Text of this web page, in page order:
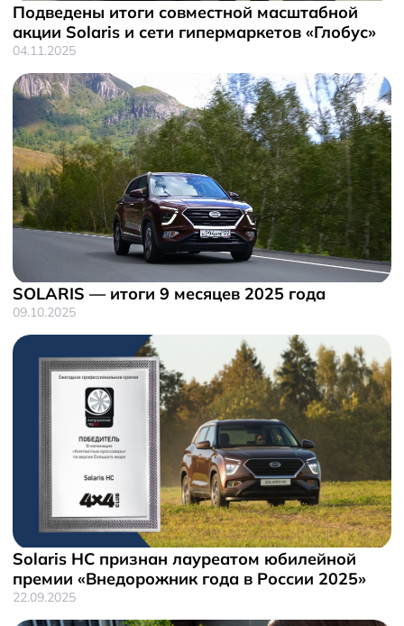
Подведены итоги совместной масштабной
акции Solaris и сети гипермаркетов «Глобус»
04.11.2025
SOLARIS — итоги 9 месяцев 2025 года
09.10.2025
Solaris HC признан лауреатом юбилейной
премии «Внедорожник года в России 2025»
22.09.2025